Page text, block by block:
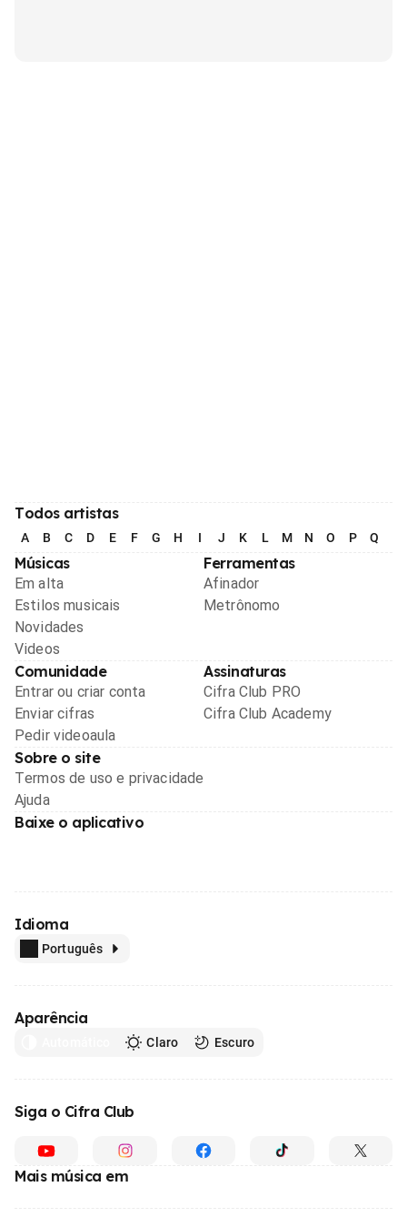
Todos artistas
A B C D E F G H I J K L M N O P Q
Músicas
Em alta
Estilos musicais
Novidades
Videos
Ferramentas
Afinador
Metrônomo
Comunidade
Entrar ou criar conta
Enviar cifras
Pedir videoaula
Assinaturas
Cifra Club PRO
Cifra Club Academy
Sobre o site
Termos de uso e privacidade
Ajuda
Baixe o aplicativo
Idioma
Português
Aparência
Claro Escuro
Siga o Cifra Club
Mais música em